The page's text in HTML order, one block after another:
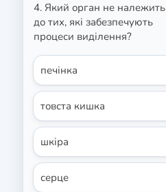
4. Який орган не належить
до тих, які забезпечують
процеси виділення?
печінка
товста кишка
шкіра
серце